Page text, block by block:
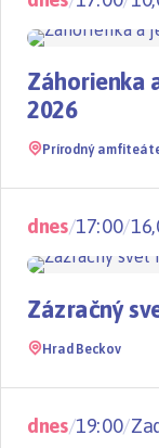
Záhorienka
2026
Prírodný
dnes/17:00/
Zázračný
Hrad Beckov
dnes/19:00/